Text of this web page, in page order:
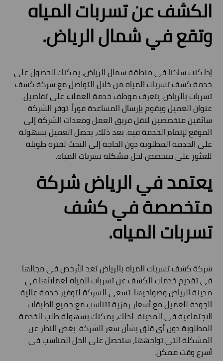
الكشف عن تسربات المياه
وتقع في شمال الرياض.
إذا كنت ساكنا في منطقة شمال الرياض، يمكنك الحصول على
خدمة كشف تسربات المياه من خلال التواصل مع شركة كشف
تسربات بالرياض. يتعرف موظف خدمة العملاء على تفاصيل
عنوان العميل ويقوم بإرسال المساعدة فوراً. توفر الشركة
سائقين متخصصين لنقل فريق العمل ومعدات الشركة إلى
الموقع لإتمام الخدمة فيه. بعد ذلك، يحصل العميل بسهولة
على الخدمة المطلوبة دون الحاجة إلى البحث لفترة طويلة
للعثور على متخصص لحل مشكلة تسربات المياه.
يعتمد في الرياض شركة
متخصصة في كشف
تسربات المياه.
شركة كشف تسربات المياه بالرياض تعد الأرخص في مجالها
في تقديم خدمات الكشف عن تسربات المياه لعملائها في
مدينة الرياض وضواحيها. تسعى الشركة لتوفير خدمة عالية
الجودة للعميل مع أسعار رمزية تتناسب مع جميع الطبقات
الاجتماعية في المدينة. لذلك، يمكنك بسهولة طلب الخدمة
المطلوبة دون أي قلق بشأن سعر الشركة. بغض النظر عن
المشكلة التي تواجهها، ستحصل على الحل المناسب في
أسرع وقت ممكن.